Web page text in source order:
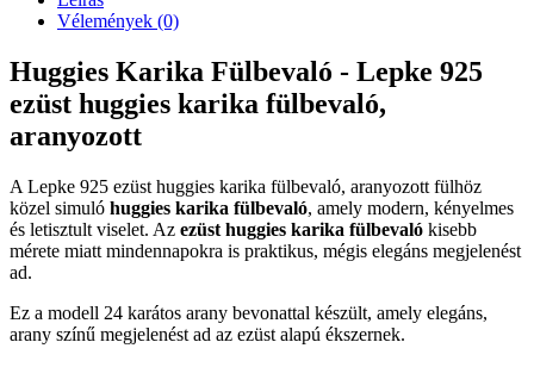
Vélemények (0)
Huggies Karika Fülbevaló - Lepke 925
ezüst huggies karika fülbevaló,
aranyozott
A Lepke 925 ezüst huggies karika fülbevaló, aranyozott fülhöz
közel simuló huggies karika fülbevaló, amely modern, kényelmes
és letisztult viselet. Az ezüst huggies karika fülbevaló kisebb
mérete miatt mindennapokra is praktikus, mégis elegáns megjelenést
ad.
Ez a modell 24 karátos arany bevonattal készült, amely elegáns,
arany színű megjelenést ad az ezüst alapú ékszernek.